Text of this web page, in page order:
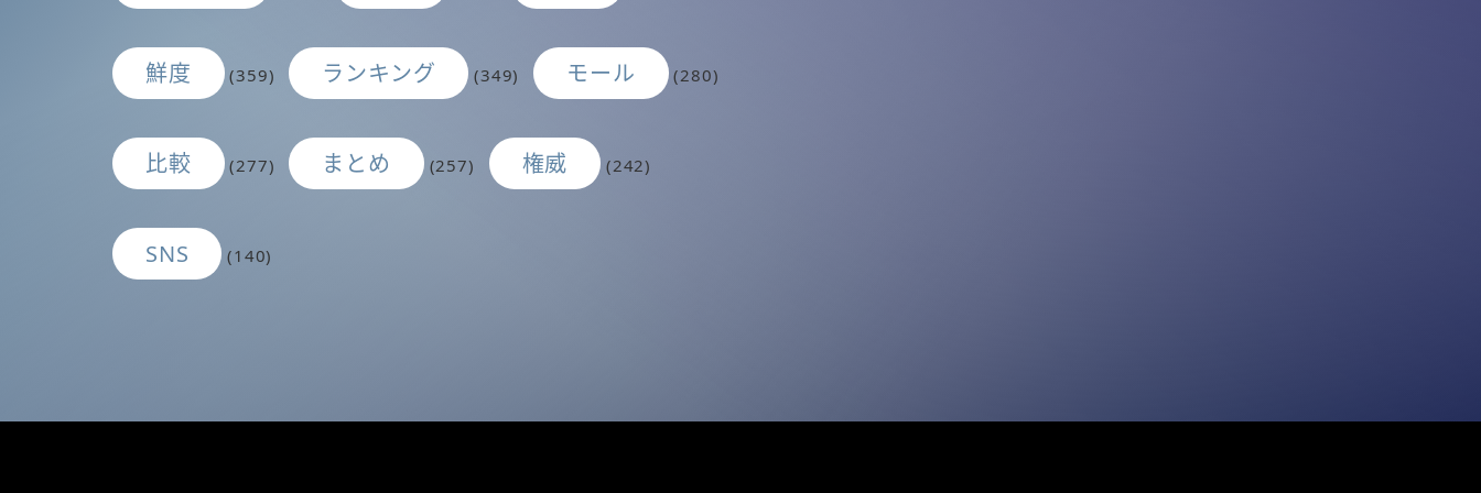
鮮度 (359) ランキング (349) モール (280)
比較 (277) まとめ (257) 権威 (242)
SNS (140)